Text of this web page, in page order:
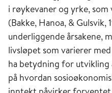
i røykevaner og yrke,
(Bakke, Hanoa, & Gulsvik,
underliggende årsakene,
livsløpet som varierer
ha betydning for
på hvordan